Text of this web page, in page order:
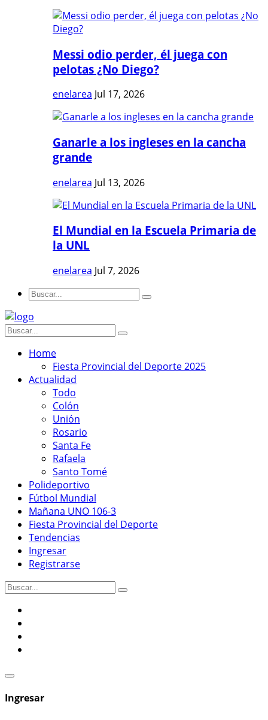
Messi odio perder, él juega con
pelotas ¿No Diego?
enelarea Jul 17, 2026
Ganarle a los ingleses en la cancha
grande
enelarea Jul 13, 2026
El Mundial en la Escuela Primaria de
la UNL
enelarea Jul 7, 2026
Home
Fiesta Provincial del Deporte 2025
Actualidad
Todo
Colón
Unión
Rosario
Santa Fe
Rafaela
Santo Tomé
Polideportivo
Fútbol Mundial
Mañana UNO 106-3
Fiesta Provincial del Deporte
Tendencias
Ingresar
Registrarse
Ingresar